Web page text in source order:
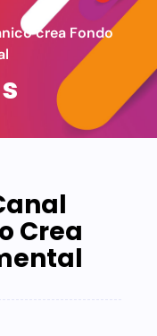
crea Fondo
Crea